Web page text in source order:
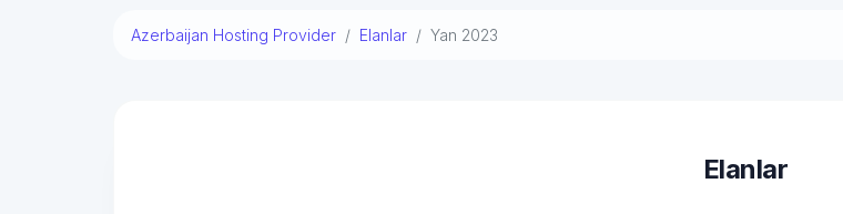
Azerbaijan Hosting Provider Elanlar Yan 2023
Elanlar